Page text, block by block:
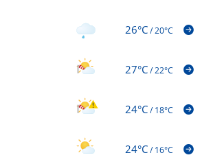
26°C/20°C
27°C/22°C
24°C/18°C
24°C/16°C